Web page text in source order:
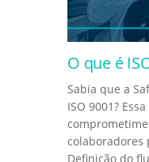
O que é
Sabia que a
ISO 9001?
colaboradores
Definição do